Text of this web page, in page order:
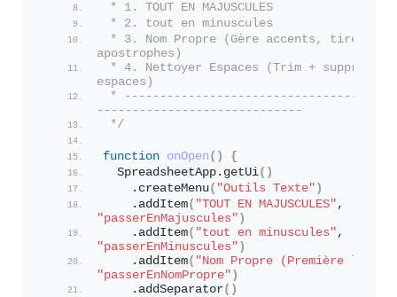
* 1. TOUT EN MAJUSCULES
* 2. tout en minuscules
* 3. Nom Propre (Gère accents, tirets,
apostrophes)
* 4. Nettoyer Espaces (Trim +
espaces)
*
-----------------------------
*/
function onOpen ( )
{
  SpreadsheetApp.
getUi( )
    .
createMenu( "Outils Texte" )
    .
addItem( "TOUT EN MAJUSCULES"
"passerEnMajuscules" )
    .
addItem( "tout en minuscules"
"passerEnMinuscules" )
    .
addItem( "Nom Propre (Première
"passerEnNomPropre" )
    .
addSeparator( )